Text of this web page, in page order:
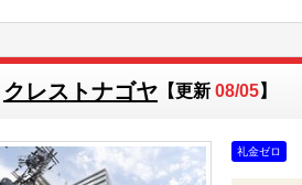
クレストナゴヤ 【更新 08/05】
礼金ゼロ